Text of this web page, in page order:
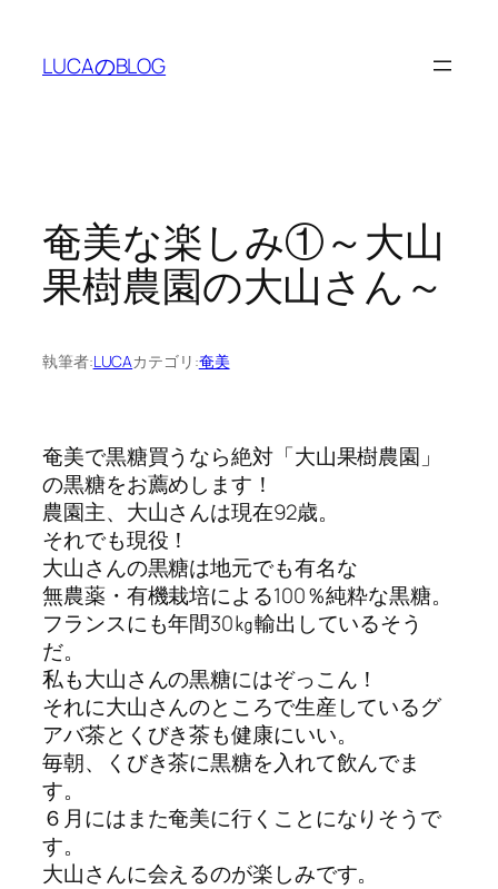
LUCAのBLOG
奄美な楽しみ①～大山
果樹農園の大山さん～
執筆者:LUCAカテゴリ:奄美
奄美で黒糖買うなら絶対「大山果樹農園」
の黒糖をお薦めします！
農園主、大山さんは現在92歳。
それでも現役！
大山さんの黒糖は地元でも有名な
無農薬・有機栽培による100％純粋な黒糖。
フランスにも年間30㎏輸出しているそう
だ。
私も大山さんの黒糖にはぞっこん！
それに大山さんのところで生産しているグ
アバ茶とくびき茶も健康にいい。
毎朝、くびき茶に黒糖を入れて飲んでま
す。
６月にはまた奄美に行くことになりそうで
す。
大山さんに会えるのが楽しみです。